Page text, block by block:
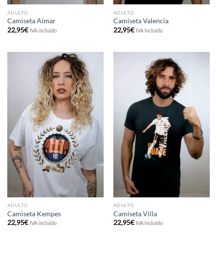
ADULTO
Camiseta Aimar
22,95€ IVA incluido
ADULTO
Camiseta Valencia
22,95€ IVA incluido
ADULTO
Camiseta Kempes
22,95€ IVA incluido
ADULTO
Camiseta Villa
22,95€ IVA incluido